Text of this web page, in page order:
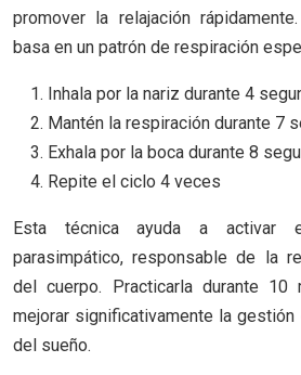
promover la relajación
basa en un patrón de respiración
Inhala por la nariz durante 4
Mantén la respiración durante 7
Exhala por la boca durante 8
Repite el ciclo 4 veces
Esta técnica ayuda a activar
parasimpático, responsable de la
del cuerpo. Practicarla durante 10
mejorar significativamente la
del sueño.